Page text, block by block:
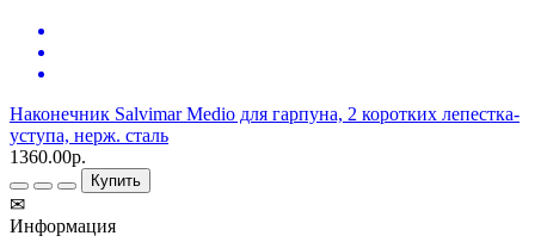
Наконечник Salvimar Medio для гарпуна, 2 коротких лепестка-
уступа, нерж. сталь
1360.00р.
Купить
✉
Информация